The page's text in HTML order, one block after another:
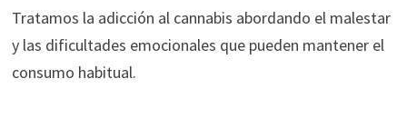
Tratamos la adicción al cannabis abordando el malestar
y las dificultades emocionales que pueden mantener el
consumo habitual.